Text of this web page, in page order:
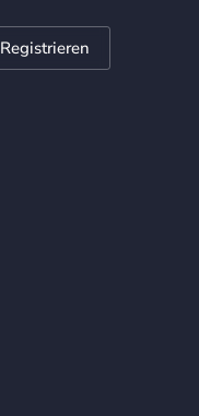
Registrieren